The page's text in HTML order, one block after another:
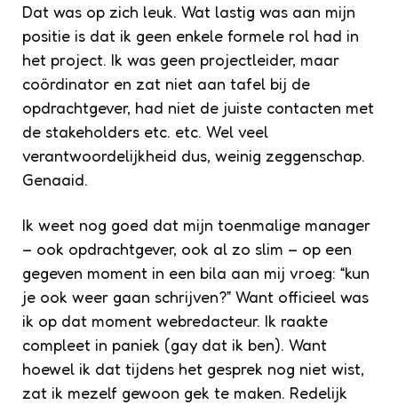
Dat was op zich leuk. Wat lastig was aan mijn
positie is dat ik geen enkele formele rol had in
het project. Ik was geen projectleider, maar
coördinator en zat niet aan tafel bij de
opdrachtgever, had niet de juiste contacten met
de stakeholders etc. etc. Wel veel
verantwoordelijkheid dus, weinig zeggenschap.
Genaaid.
Ik weet nog goed dat mijn toenmalige manager
– ook opdrachtgever, ook al zo slim – op een
gegeven moment in een bila aan mij vroeg: “kun
je ook weer gaan schrijven?” Want officieel was
ik op dat moment webredacteur. Ik raakte
compleet in paniek (gay dat ik ben). Want
hoewel ik dat tijdens het gesprek nog niet wist,
zat ik mezelf gewoon gek te maken. Redelijk